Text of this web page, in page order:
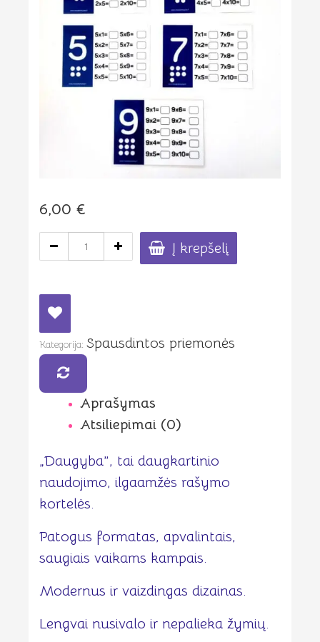
6,00 €
kiekis:
kortelės
Į krepšelį
Kategorija: Spausdintos priemonės
Aprašymas
Atsiliepimai (0)
„Daugyba”, tai daugkartinio
naudojimo, ilgaamžės rašymo
kortelės.
Patogus formatas, apvalintais,
saugiais vaikams kampais.
Modernus ir vaizdingas dizainas.
Lengvai nusivalo ir nepalieka žymių.